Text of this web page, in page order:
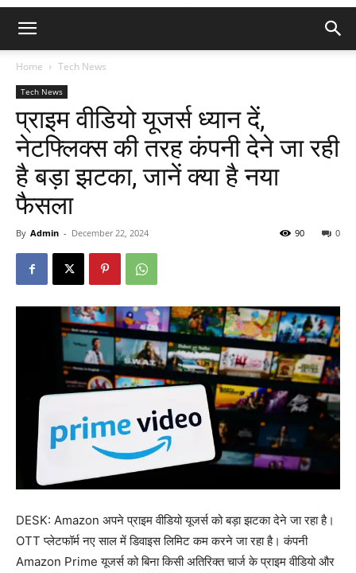
Home Tech News
Tech News
प्राइम वीडियो यूजर्स ध्यान दें,
नेटफ्लिक्स की तरह कंपनी देने जा रही
है बड़ा झटका, जानें क्या है नया
फैसला
By Admin - December 22, 2024 0
90
DESK: Amazon अपने प्राइम वीडियो यूजर्स को बड़ा झटका देने जा रहा है।
OTT प्लेटफॉर्म नए साल में डिवाइस लिमिट कम करने जा रहा है। कंपनी
Amazon Prime यूजर्स को बिना किसी अतिरिक्त चार्ज के प्राइम वीडियो और